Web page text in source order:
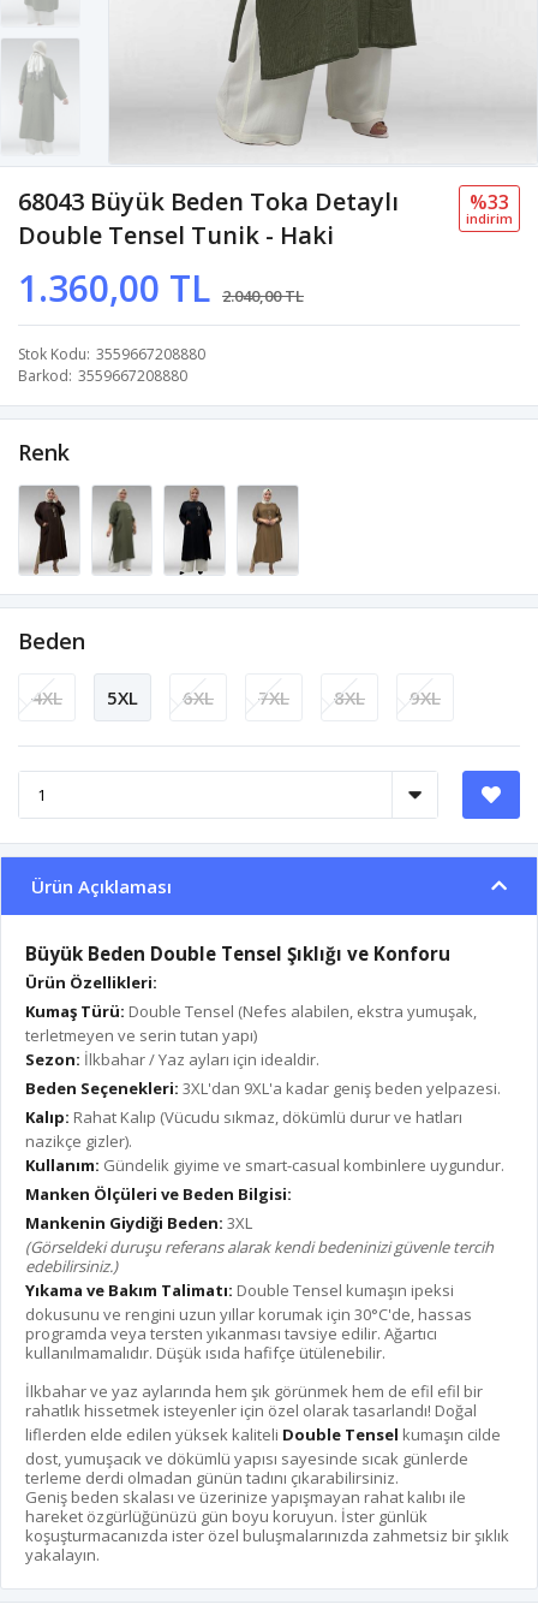
68043 Büyük Beden Toka Detaylı
Double Tensel Tunik - Haki
1.360,00 TL 2.040,00 TL
%33
i̇ndi̇ri̇m
Stok Kodu 3559667208880
Barkod 3559667208880
Renk
Beden
4XL 5XL 6XL 7XL 8XL 9XL
Ürün Açıklaması
Büyük Beden Double Tensel Şıklığı ve Konforu
Ürün Özellikleri:
Kumaş Türü: Double Tensel (Nefes alabilen, ekstra yumuşak,
terletmeyen ve serin tutan yapı)
Sezon: İlkbahar / Yaz ayları için idealdir.
Beden Seçenekleri: 3XL'dan 9XL'a kadar geniş beden yelpazesi.
Kalıp: Rahat Kalıp (Vücudu sıkmaz, dökümlü durur ve hatları
nazikçe gizler).
Kullanım: Gündelik giyime ve smart-casual kombinlere uygundur.
Manken Ölçüleri ve Beden Bilgisi:
Mankenin Giydiği Beden: 3XL
(Görseldeki duruşu referans alarak kendi bedeninizi güvenle tercih
edebilirsiniz.)
Yıkama ve Bakım Talimatı: Double Tensel kumaşın ipeksi
dokusunu ve rengini uzun yıllar korumak için 30°C'de, hassas
programda veya tersten yıkanması tavsiye edilir. Ağartıcı
kullanılmamalıdır. Düşük ısıda hafifçe ütülenebilir.
İlkbahar ve yaz aylarında hem şık görünmek hem de efil efil bir
rahatlık hissetmek isteyenler için özel olarak tasarlandı! Doğal
liflerden elde edilen yüksek kaliteli Double Tensel kumaşın cilde
dost, yumuşacık ve dökümlü yapısı sayesinde sıcak günlerde
terleme derdi olmadan günün tadını çıkarabilirsiniz.
Geniş beden skalası ve üzerinize yapışmayan rahat kalıbı ile
hareket özgürlüğünüzü gün boyu koruyun. İster günlük
koşuşturmacanızda ister özel buluşmalarınızda zahmetsiz bir şıklık
yakalayın.